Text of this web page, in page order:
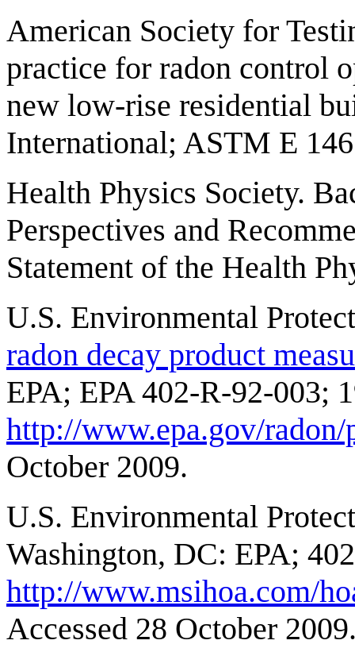
American Society for
practice for radon control
new low-rise residential
International; ASTM E
Health Physics Society.
Perspectives and
Statement of the Health
U.S. Environmental
radon decay product
EPA; EPA 402-R-92-003;
http://www.epa.gov/
October 2009.
U.S. Environmental
Washington, DC: EPA;
http://www.msihoa.com/
Accessed 28 October